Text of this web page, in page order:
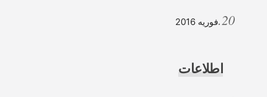
فوریه 2016
اطلاعات